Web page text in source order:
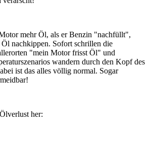
mehr Öl, als er Benzin "nachfüllt",
Öl nachkippen. Sofort schrillen die
"mein Motor frisst Öl" und
wandern durch den Kopf des
ist das alles völlig normal. Sogar
her: